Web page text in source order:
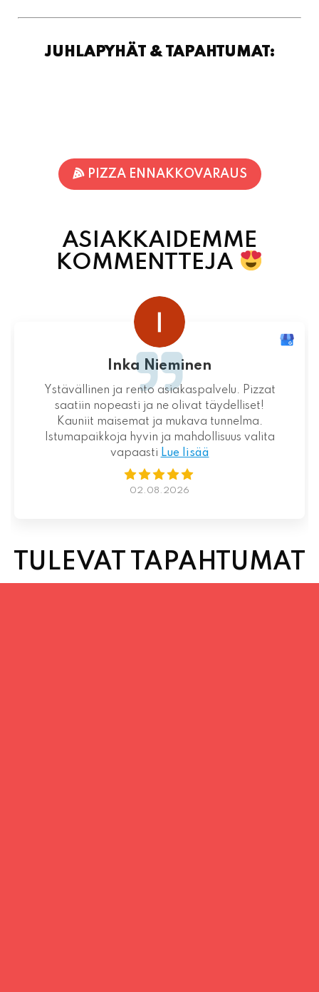
JUHLAPYHÄT & TAPAHTUMAT:
PIZZA ENNAKKOVARAUS
ASIAKKAIDEMME
KOMMENTTEJA
Inka Nieminen
Ystävällinen ja rento asiakaspalvelu. Pizzat
saatiin nopeasti ja ne olivat täydelliset!
Kauniit maisemat ja mukava tunnelma.
Istumapaikkoja hyvin ja mahdollisuus valita
vapaasti Lue lisää
02.08.2026
TULEVAT TAPAHTUMAT